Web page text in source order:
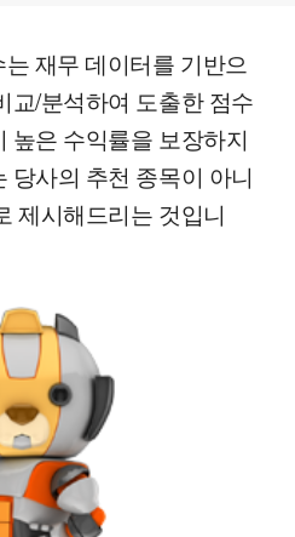
재무 데이터를 기반으
교/분석하여 도출한 점수
높은 수익률을 보장하지
당사의 추천 종목이 아니
제시해드리는 것입니